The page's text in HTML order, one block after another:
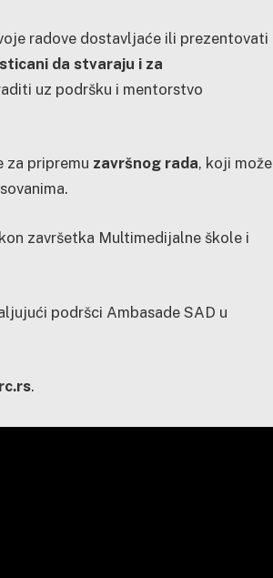
radove dostavljaće ili prezentovati
da stvaraju i za
uz podršku i mentorstvo
za pripremu završnog rada, koji može
završetka Multimedijalne škole i
podršci Ambasade SAD u
.